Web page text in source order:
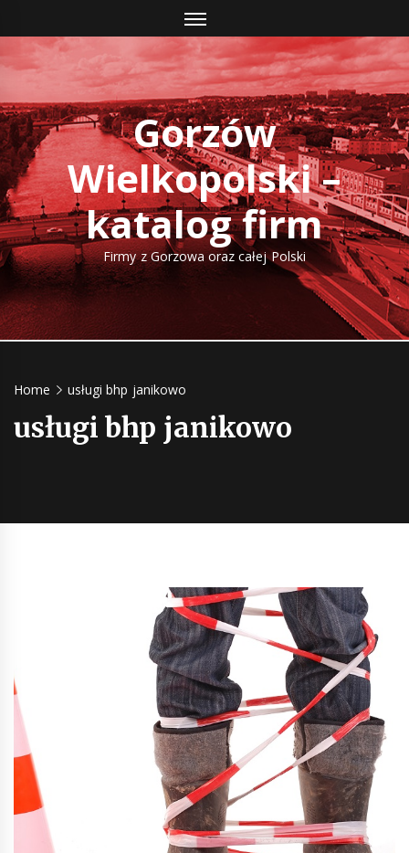
to
content
Gorzów
Wielkopolski –
katalog firm
Firmy z Gorzowa oraz całej Polski
Home usługi bhp janikowo
usługi bhp janikowo